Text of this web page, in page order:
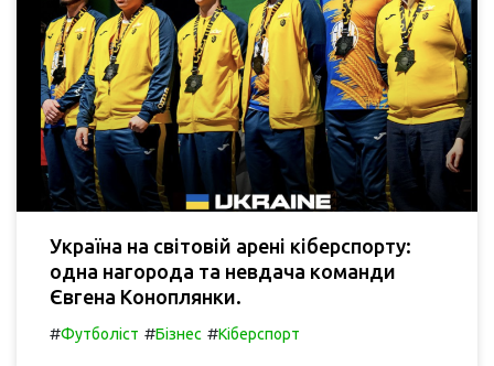
Україна на світовій арені кіберспорту:
одна нагорода та невдача команди
Євгена Коноплянки.
#Футболіст #Бізнес #Кіберспорт